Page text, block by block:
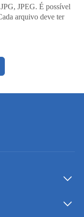
JPEG. É possível
arquivo deve ter